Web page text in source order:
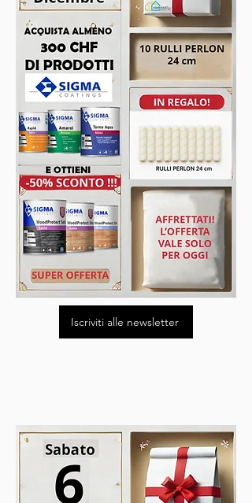
Iscriviti alle newsletter